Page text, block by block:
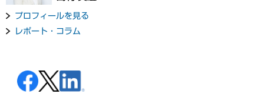
プロフィールを見る
レポート・コラム